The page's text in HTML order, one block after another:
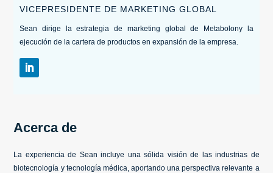
VICEPRESIDENTE DE MARKETING GLOBAL
Sean dirige la estrategia de marketing global de Metabolony la
ejecución de la cartera de productos en expansión de la empresa.
Acerca de
La experiencia de Sean incluye una sólida visión de las industrias de
biotecnología y tecnología médica, aportando una perspectiva relevante a